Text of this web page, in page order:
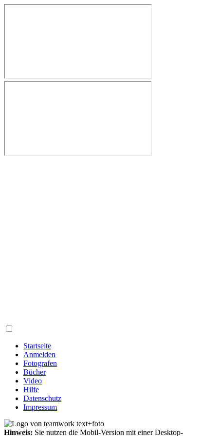
Startseite
Anmelden
Fotografen
Bücher
Video
Hilfe
Datenschutz
Impressum
Hinweis: Sie nutzen die Mobil-Version mit einer Desktop-